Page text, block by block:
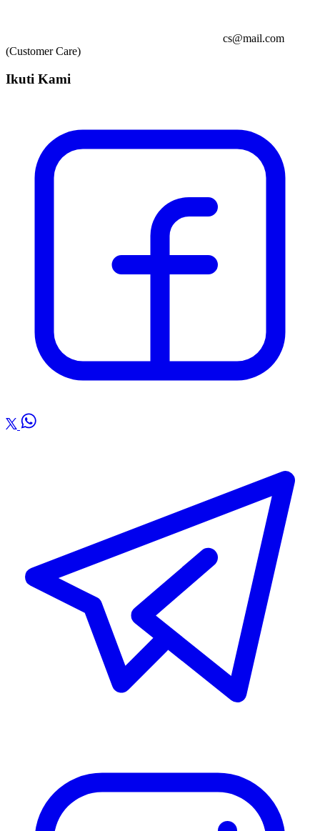
cs@mail.com
(Customer Care)
Ikuti Kami